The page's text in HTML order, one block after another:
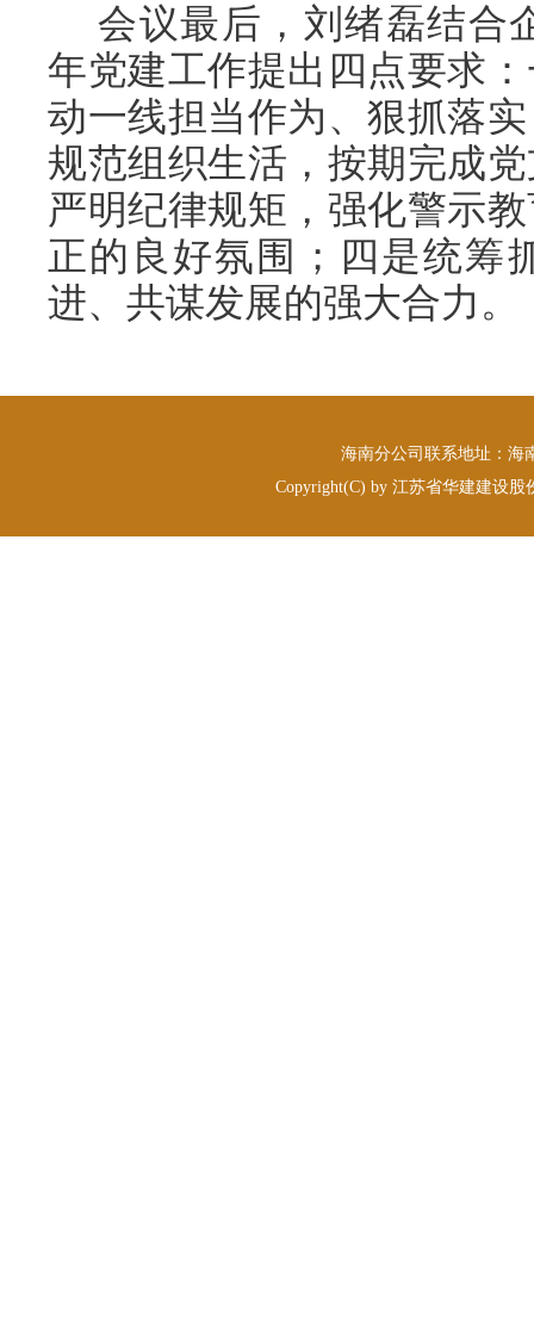
会议最后，刘绪磊结合
年党建工作提出四点要求
动一线担当作为、狠抓落
规范组织生活，按期完成
严明纪律规矩，强化警示
正的良好氛围；四是统筹
进、共谋发展的强大合力。
海南分公司联系地址：海
Copyright(C) by 江苏省华建建设